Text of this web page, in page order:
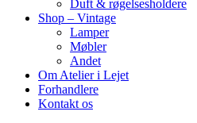
Duft & røgelsesholdere
Shop – Vintage
Lamper
Møbler
Andet
Om Atelier i Lejet
Forhandlere
Kontakt os